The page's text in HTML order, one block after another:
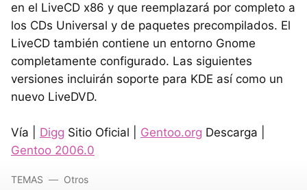
en el LiveCD x86 y que reemplazará por completo a
los CDs Universal y de paquetes precompilados. El
LiveCD también contiene un entorno Gnome
completamente configurado. Las siguientes
versiones incluirán soporte para KDE así como un
nuevo LiveDVD.
Vía | Digg Sitio Oficial | Gentoo.org Descarga |
Gentoo 2006.0
TEMAS Otros